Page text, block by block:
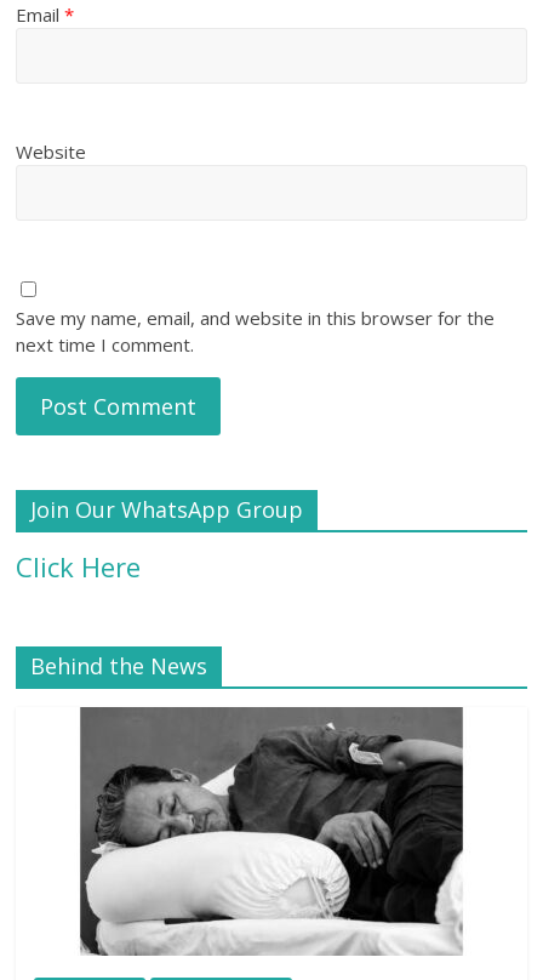
Email*
Website
Save my name, email, and website in this browser for the
next time I comment.
Join Our WhatsApp Group
Click Here
Behind the News